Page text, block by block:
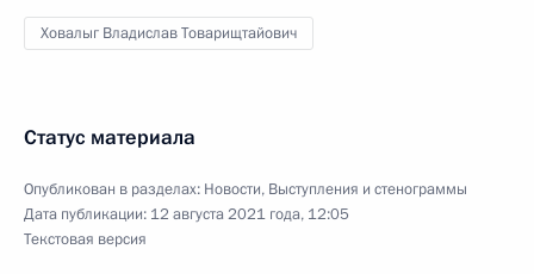
Ховалыг Владислав Товарищтайович
Статус материала
Опубликован в разделах: Новости, Выступления и стенограммы
Дата публикации: 12 августа 2021 года, 12:05
Текстовая версия